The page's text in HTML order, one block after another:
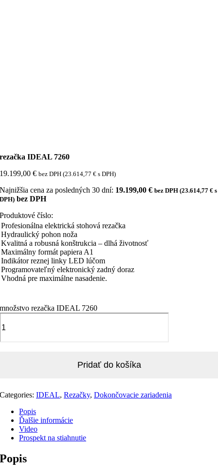
rezačka IDEAL 7260
19.199,00€ bez DPH (23.614,77€ s DPH)
Najnižšia cena za posledných 30 dní: 19.199,00€ bez DPH (23.614,77€ s
DPH) bez DPH
Produktové číslo:
Profesionálna elektrická stohová rezačka
Hydraulický pohon noža
Kvalitná a robusná konštrukcia – dlhá životnosť
Maximálny formát papiera A1
Indikátor reznej linky LED lúčom
Programovateľný elektronický zadný doraz
Vhodná pre maximálne nasadenie.
množstvo rezačka IDEAL 7260
Pridať do košíka
Categories:IDEAL,Rezačky,Dokončovacie zariadenia
Popis
Ďalšie informácie
Video
Prospekt na stiahnutie
Popis